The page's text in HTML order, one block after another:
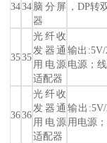
3434脑分屏
器
，DP转
3535
光纤收
发器通
用电源
适配器
输出
电源；
3636
光纤收
发器通
用电源
适配器
输出
用电源